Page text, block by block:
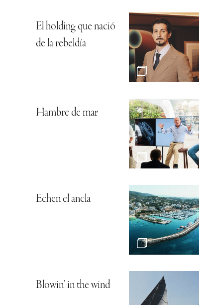
El holding que nació
de la rebeldía
Hambre de mar
Echen el ancla
Blowin’ in the wind